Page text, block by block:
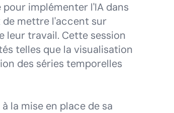
implémenter l'IA dans
mettre l'accent sur
leur travail. Cette session
telles que la visualisation
des séries temporelles
la mise en place de sa